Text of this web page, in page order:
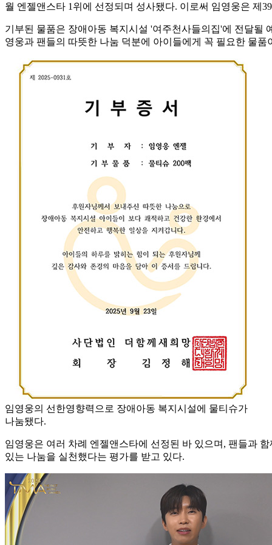
월 엔젤앤스타 1위에 선정되며 성사됐다. 이로써 임영웅은 제
기부된 물품은 장애아동 복지시설 '여주천사들의집'에 전달될
영웅과 팬들의 따뜻한 나눔 덕분에 아이들에게 꼭 필요한 물품
임영웅의 선한영향력으로 장애아동 복지시설에 물티슈가
나눔됐다.
임영웅은 여러 차례 엔젤앤스타에 선정된 바 있으며, 팬들과
있는 나눔을 실천했다는 평가를 받고 있다.